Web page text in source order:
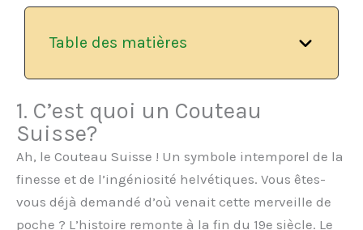
Table des matières
1. C’est quoi un Couteau
Suisse?
Ah, le Couteau Suisse ! Un symbole intemporel de la
finesse et de l’ingéniosité helvétiques. Vous êtes-
vous déjà demandé d’où venait cette merveille de
poche ? L’histoire remonte à la fin du 19e siècle. Le